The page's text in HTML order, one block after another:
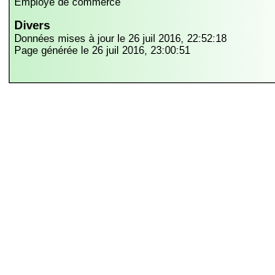
Divers
Données mises à jour le 26 juil 2016, 22:52:18
Page générée le 26 juil 2016, 23:00:51